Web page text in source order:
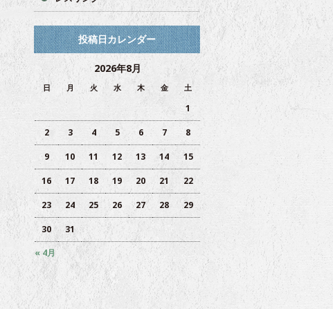
投稿日カレンダー
2026年8月
日 月 火 水 木 金 土
« 4月
1
2 3 4 5 6 7 8
9 10 11 12 13 14 15
16 17 18 19 20 21 22
23 24 25 26 27 28 29
30 31